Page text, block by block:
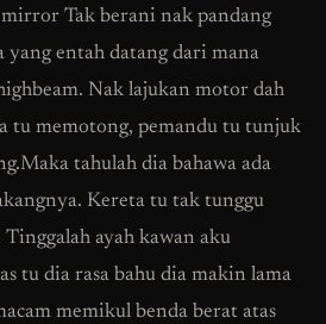
Tak berani nak pandang
yang entah datang dari mana
Nak lajukan motor dah
tu memotong, pemandu tu tunjuk
tahulah dia bahawa ada
Kereta tu tak tunggu
ayah kawan aku
tu dia rasa bahu dia makin lama
memikul benda berat atas